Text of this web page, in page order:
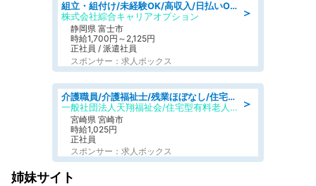
＞
組立・組付け/未経験OK/高収入/日払いOK/交替制/20・30・40代活躍中
株式会社綜合キャリアオプション
静岡県 富士市
時給1,700円～2,125円
正社員 / 派遣社員
スポンサー：求人ボックス
＞
介護職員/介護福祉士/残業ほぼなし/住宅型有料老人ホームの介護職/夜勤専従
一般社団法人天翔福祉会/住宅型有料老人ホーム シルバータウンこころの杜
宮崎県 宮崎市
時給1,025円
正社員
スポンサー：求人ボックス
姉妹サイト